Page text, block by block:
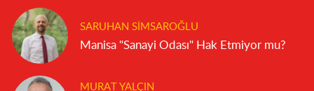
SARUHAN SIMSAROĞLU
Manisa "Sanayi Odası" Hak Etmiyor mu?
MURAT YALÇIN